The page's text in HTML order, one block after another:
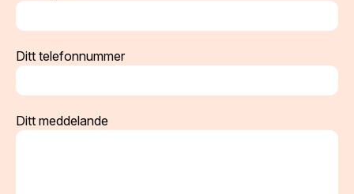
Ditt telefonnummer
Ditt meddelande